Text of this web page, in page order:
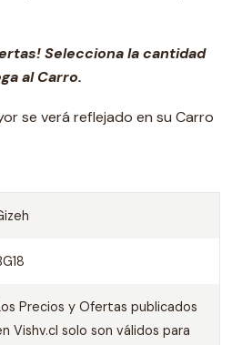
Selecciona la cantidad
al Carro.
se verá reflejado en su Carro
Precios y Ofertas publicados
Vishv.cl solo son válidos para